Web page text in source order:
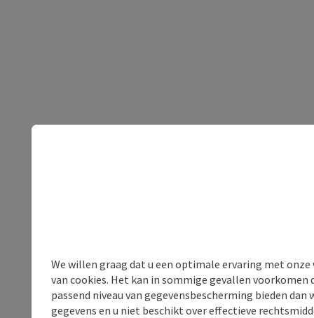
We willen graag dat u een optimale ervaring met
van cookies. Het kan in sommige gevallen voorkomen
passend niveau van gegevensbescherming bieden
gegevens en u niet beschikt over effectieve